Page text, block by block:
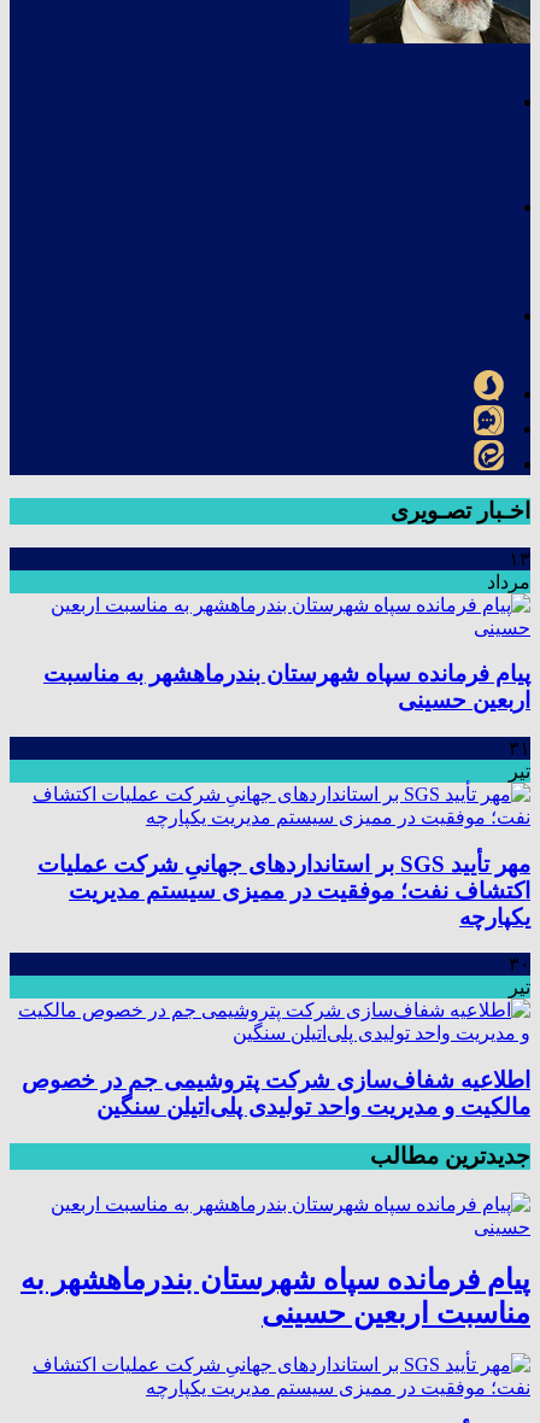
اخـبار تصـویری
۱۳
مرداد
پیام فرمانده سپاه شهرستان بندرماهشهر به مناسبت
اربعین حسینی
۳۱
تیر
مهر تأیید SGS بر استانداردهای جهانیِ شرکت عملیات
اکتشاف نفت؛ موفقیت در ممیزی سیستم مدیریت
یکپارچه
۳۰
تیر
اطلاعیه شفاف‌سازی شرکت پتروشیمی جم در خصوص
مالکیت و مدیریت واحد تولیدی پلی‌اتیلن سنگین
جدیدترین مطالب
پیام فرمانده سپاه شهرستان بندرماهشهر به
مناسبت اربعین حسینی